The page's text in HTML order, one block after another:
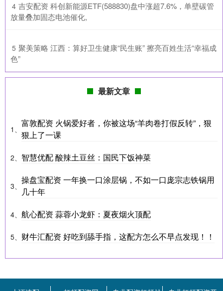
4 ​吉安配资 科创新能源ETF(588830)盘中涨超7.6%，单壁碳管
放量叠加固态电池催化,
5 ​聚美策略 江西：算好卫生健康“民生账” 擦亮百姓生活“幸福成
色”
最新文章
1、
富敦配资 火锅爱好者，你被这场“羊肉卷打假反转”，狠
狠上了一课
2、 智慧优配 酸辣土豆丝：国民下饭神菜
3、
操盘宝配资 一年换一口涂层锅，不如一口庞宗志铁锅用
几十年
4、 航心配资 蒜蓉小龙虾：夏夜烟火顶配
5、 财牛汇配资 好吃到舔手指，这配方怎么不早点发现！！